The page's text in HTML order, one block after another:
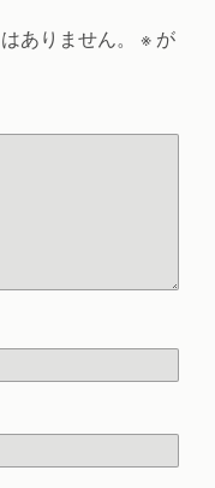
ありません。 ※ が